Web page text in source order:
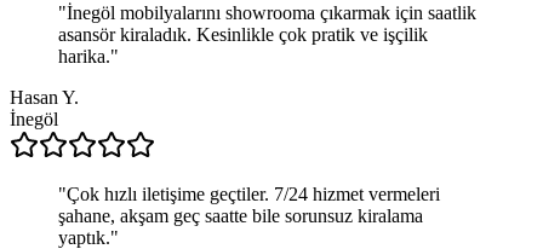
"İnegöl mobilyalarını showrooma çıkarmak için saatlik
asansör kiraladık. Kesinlikle çok pratik ve işçilik
harika."
Hasan Y.
İnegöl
"Çok hızlı iletişime geçtiler. 7/24 hizmet vermeleri
şahane, akşam geç saatte bile sorunsuz kiralama
yaptık."